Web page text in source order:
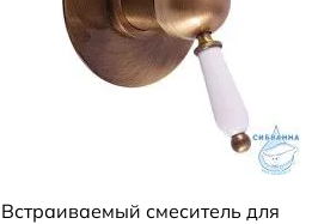
Встраиваемый смеситель для